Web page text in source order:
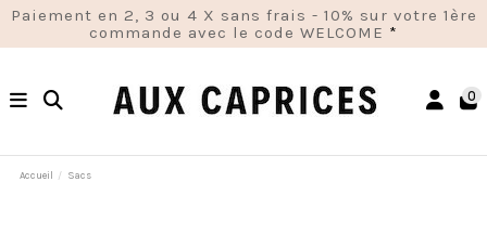
Paiement en 2, 3 ou 4 X sans frais - 10% sur votre 1ère
commande avec le code WELCOME *
0
Accueil Sacs